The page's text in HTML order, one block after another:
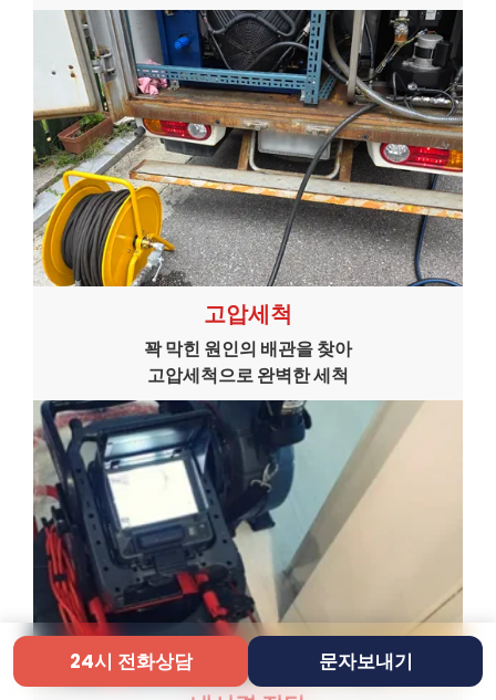
24시 전화상담 문자보내기
고압세척
꽉 막힌 원인의 배관을 찾아
고압세척으로 완벽한 세척